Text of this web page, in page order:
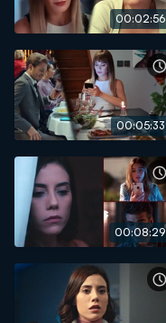
00:02:56
00:05:33
00:08:29